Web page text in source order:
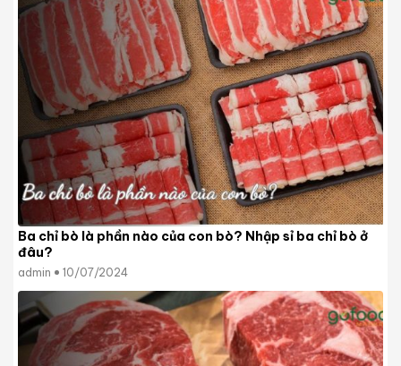
Ba chỉ bò là phần nào của con bò? Nhập sỉ ba chỉ bò ở
đâu?
admin 10/07/2024